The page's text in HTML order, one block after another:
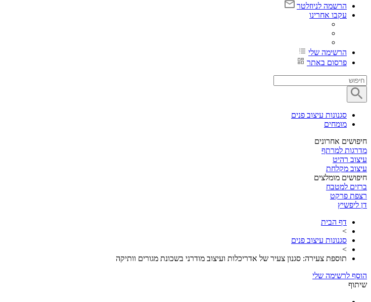
הרשמה לניוזלטר
עקבו אחרינו
הרשימה שלי
פרסום באתר
סגנונות עיצוב פנים
מומחים
חיפושים אחרונים
מדרגות למרתף
עיצוב רהיט
עיצוב מקלחת
חיפושים מומלצים
ברזים למטבח
רצפת פרקט
דן ליפשיץ
דף הבית
>
סגנונות עיצוב פנים
>
תוספת צעירה: סגנון צעיר של אדריכלות ועיצוב מודרני בשכונת מגורים וותיקה
הוסף לרשימה שלי
שיתוף